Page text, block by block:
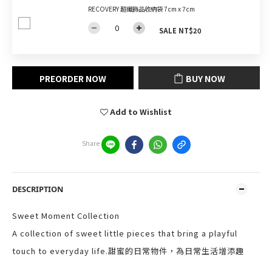
RECOVERY 超纖飾品收納袋 7cm x 7cm
SALE NT$20
PREORDER NOW BUY NOW
Add to Wishlist
Share
DESCRIPTION
Sweet Moment Collection
A collection of sweet little pieces that bring a playful
touch to everyday life.甜蜜的日常物件，為日常生活增添趣